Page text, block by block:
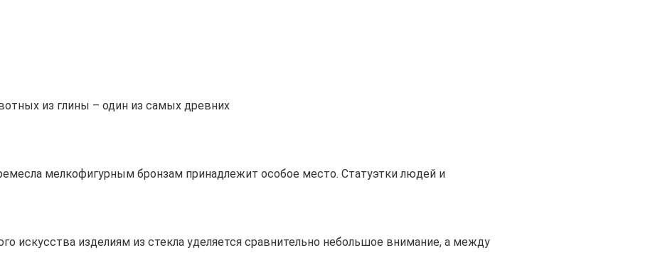
из глины – один из самых древних
мелкофигурным бронзам принадлежит особое место. Статуэтки людей и
искусства изделиям из стекла уделяется сравнительно небольшое внимание, а между